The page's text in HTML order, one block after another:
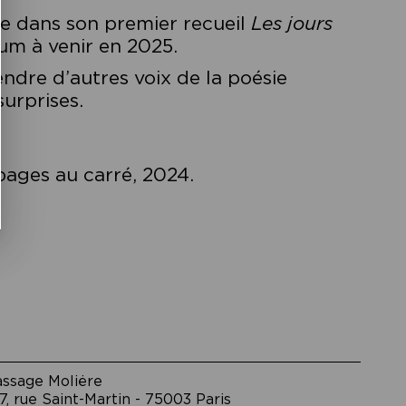
dans son premier recueil Les jours
à venir en 2025.
d’autres voix de la poésie
au carré, 2024.
Moliėre
rue Saint-Martin - 75003 Paris